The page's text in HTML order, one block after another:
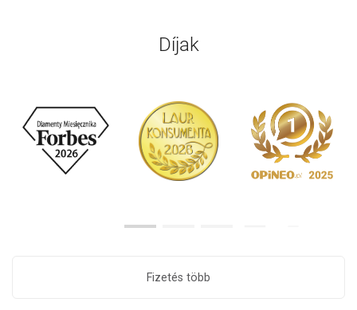
Díjak
Fizetés több